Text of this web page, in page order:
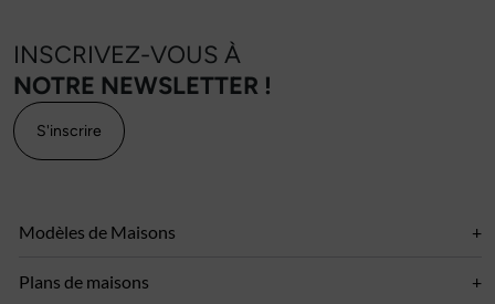
INSCRIVEZ-VOUS À
NOTRE NEWSLETTER !
S'inscrire
Modèles de Maisons
Plans de maisons